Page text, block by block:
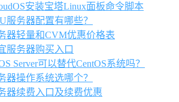
安装宝塔Linux面板命令脚本
服务器配置有哪些？
器轻量和CVM优惠价格表
服务器购买入口
Server可以替代CentOS系统吗？
器操作系统选哪个？
器续费入口及续费优惠